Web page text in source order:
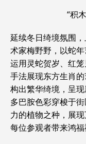
“积
延续冬日绮境氛围
术家梅野野，以蛇年
运用灵蛇贺岁、红
手法展现东方生肖
构出繁华绮境，呈
多巴胺色彩穿梭于
力的植物之种，展
每位参观者带来鸿福